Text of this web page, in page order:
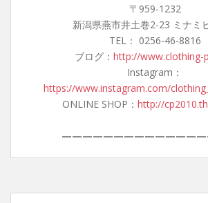
〒959-1232
新潟県燕市井土巻2-23 ミナミ
TEL： 0256-46-8816
ブログ： http://www.clothing-
Instagram：
https://www.instagram.com/
ONLINE SHOP： http://